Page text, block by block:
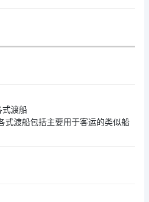
渡船
式渡船包括主要用于客运的类似船